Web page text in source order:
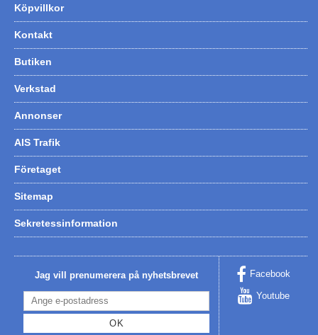
Köpvillkor
Kontakt
Butiken
Verkstad
Annonser
AIS Trafik
Företaget
Sitemap
Sekretessinformation
Jag vill prenumerera på nyhetsbrevet
OK
Facebook
Youtube